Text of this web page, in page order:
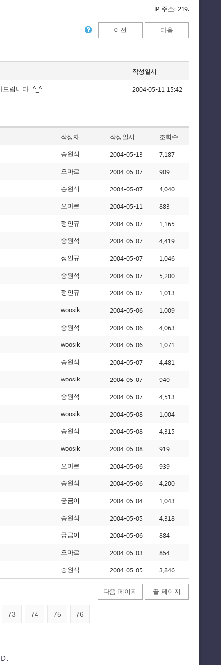
IP 주소: 219.255.21.164
이전 다음
작성일시
드립니다. ^_^ 2004-05-11 15:42
작성자 작성일시 조회수
송원석 2004-05-13 7,187
오마르 2004-05-07 909
송원석 2004-05-07 4,040
오마르 2004-05-11 883
정인규 2004-05-07 1,165
송원석 2004-05-07 4,419
정인규 2004-05-07 1,046
송원석 2004-05-07 5,200
정인규 2004-05-07 1,013
woosik 2004-05-06 1,009
송원석 2004-05-06 4,063
woosik 2004-05-06 1,071
송원석 2004-05-07 4,481
woosik 2004-05-07 940
송원석 2004-05-07 4,513
woosik 2004-05-08 1,004
송원석 2004-05-08 4,315
woosik 2004-05-08 919
오마르 2004-05-06 939
송원석 2004-05-06 4,200
궁금이 2004-05-04 1,043
송원석 2004-05-05 4,318
궁금이 2004-05-06 884
오마르 2004-05-03 854
송원석 2004-05-05 3,846
다음 페이지 끝 페이지
73 74 75 76